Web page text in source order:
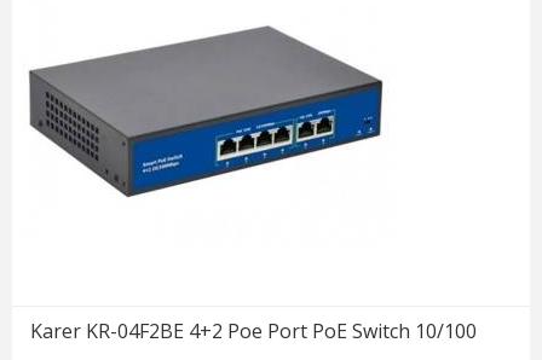
Karer KR-04F2BE 4+2 Poe Port PoE Switch 10/100